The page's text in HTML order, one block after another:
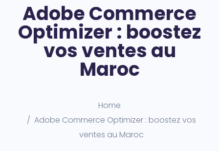
Adobe Commerce
Optimizer : boostez
vos ventes au
Maroc
Home
Adobe Commerce Optimizer : boostez vos
ventes au Maroc